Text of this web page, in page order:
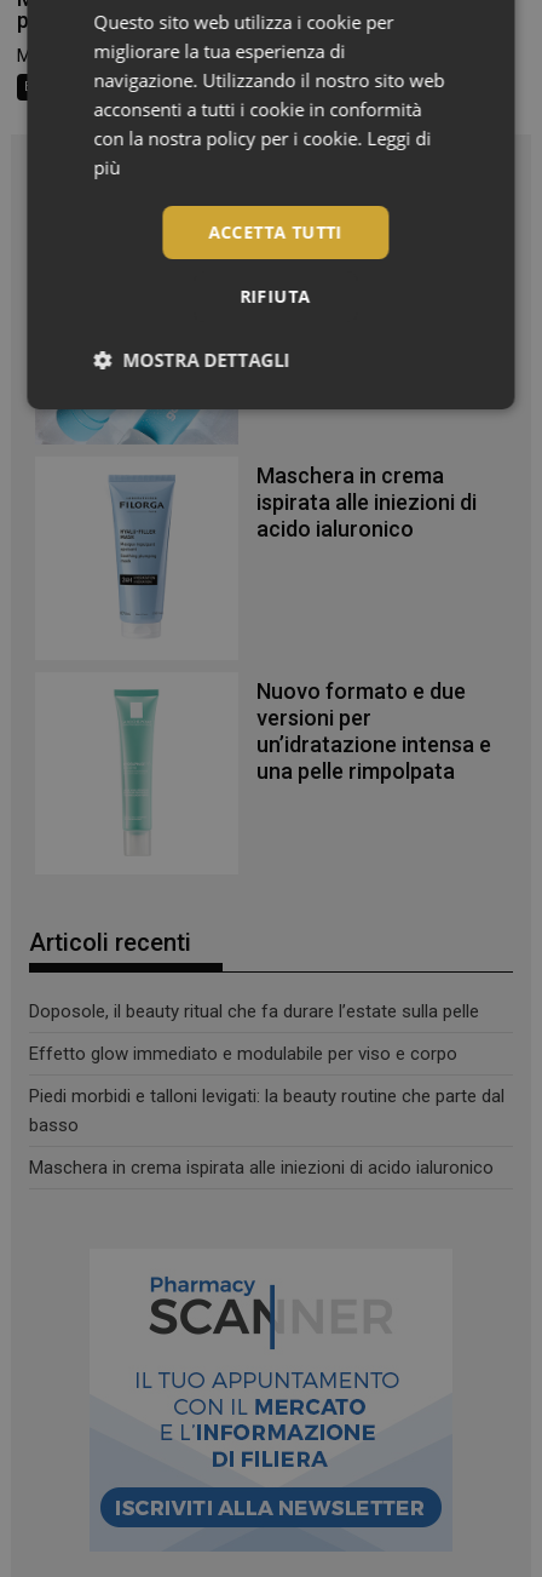
protagonista
Milano si prepara a tornare capitale della bellezza. È...
Beauty News
In Vetrina
Effetto glow immediato e
modulabile per viso e
Maschera in crema
ispirata alle iniezioni di
acido ialuronico
Nuovo formato e due
versioni per
un’idratazione intensa e
una pelle rimpolpata
Articoli recenti
Doposole, il beauty ritual che fa durare l’estate sulla pelle
Effetto glow immediato e modulabile per viso e corpo
Piedi morbidi e talloni levigati: la beauty routine che parte dal
basso
Maschera in crema ispirata alle iniezioni di acido ialuronico
Questo sito web utilizza i cookie per
migliorare la tua esperienza di
navigazione. Utilizzando il nostro sito web
acconsenti a tutti i cookie in conformità
con la nostra policy per i cookie. Leggi di
più
ACCETTA TUTTI
RIFIUTA
MOSTRA DETTAGLI
Necessari
I cookie necessari contribuiscono a rendere fruibile il
protette del sito. Il sito web non è in grado di
funzionare correttamente senza questi cookie.
FORNITORE/DOMINIO
SCADENZA
PHP.net
Google LLC
.panoramacosmetico.it